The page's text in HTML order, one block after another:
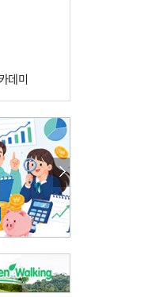
데미